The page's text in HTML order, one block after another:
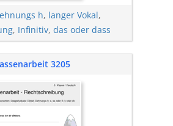
h, langer Vokal,
, Infinitiv, das oder dass
3205